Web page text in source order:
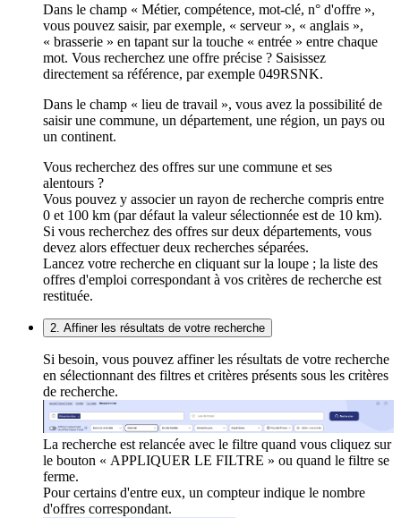
Dans le champ « Métier, compétence, mot-clé, n° d'offre »,
vous pouvez saisir, par exemple, « serveur », « anglais »,
« brasserie » en tapant sur la touche « entrée » entre chaque
mot. Vous recherchez une offre précise ? Saisissez
directement sa référence, par exemple 049RSNK.
Dans le champ « lieu de travail », vous avez la possibilité de
saisir une commune, un département, une région, un pays ou
un continent.
Vous recherchez des offres sur une commune et ses
alentours ?
Vous pouvez y associer un rayon de recherche compris entre
0 et 100 km (par défaut la valeur sélectionnée est de 10 km).
Si vous recherchez des offres sur deux départements, vous
devez alors effectuer deux recherches séparées.
Lancez votre recherche en cliquant sur la loupe ; la liste des
offres d'emploi correspondant à vos critères de recherche est
restituée.
2. Affiner les résultats de votre recherche
Si besoin, vous pouvez affiner les résultats de votre recherche
en sélectionnant des filtres et critères présents sous les critères
de recherche.
La recherche est relancée avec le filtre quand vous cliquez sur
le bouton « APPLIQUER LE FILTRE » ou quand le filtre se
ferme.
Pour certains d'entre eux, un compteur indique le nombre
d'offres correspondant.